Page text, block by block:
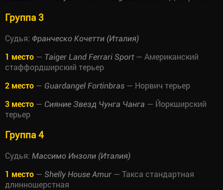
Группа 3
Судья: Франческо Кочетти (Италия)
1 место — Taiger Land Ferrari Sport— Американский
стаффордширский терьер
2 место — Guardangel Fortinbras — Норвич терьер
3 место — Сияние Звезд Чунга Чанга — Йоркширский
терьер
Группа 4
Судья: Массимо Инзоли (Италия)
1 место — Shelly House Amur — Такса стандартная
длинношерстная